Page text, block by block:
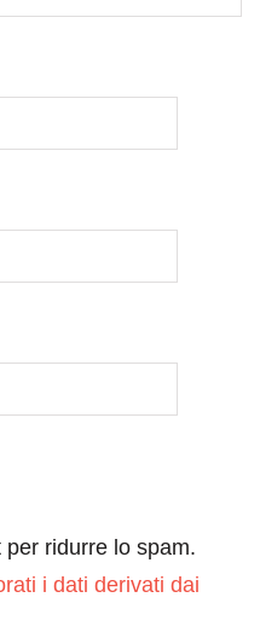
ridurre lo spam.
i dati derivati dai